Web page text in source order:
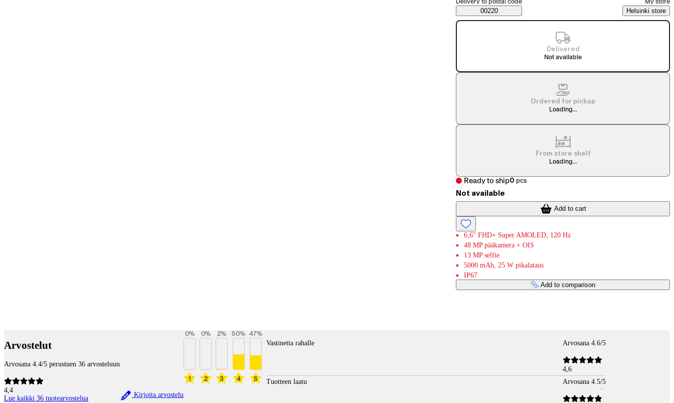
Saatavuustiedot
Delivery to postal code
00220
My store
Helsinki store
Delivered
Not available
Ordered for pickup
Loading...
From store shelf
Loading...
Ready to ship0 pcs
Not available
Add to cart
6,6" FHD+ Super AMOLED, 120 Hz
48 MP pääkamera + OIS
13 MP selfie
5000 mAh, 25 W pikalataus
IP67
Add to comparison
Arvostelut
Arvosana 4.4/5 perustuen 36 arvosteluun
4,4
Lue kaikki 36 tuotearvostelua
Kirjoita arvostelu
1
0%
2
0%
3
2%
4
50%
5
47%
Vastinetta rahalle Arvosana 4.6/5
4,6
Tuotteen laatu
Arvosana 4.5/5